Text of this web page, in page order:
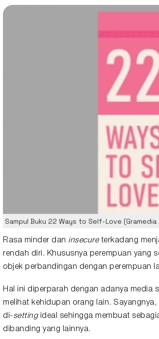
Sampul Buku 22 Ways to Self-Love (Gramedia
Rasa minder dan insecureterkadang
rendah diri. Khususnya perempuan yang
objek perbandingan dengan perempuan
Hal ini diperparah dengan adanya media
melihat kehidupan orang lain.
di- settingideal sehingga membuat
dibanding yang lainnya.